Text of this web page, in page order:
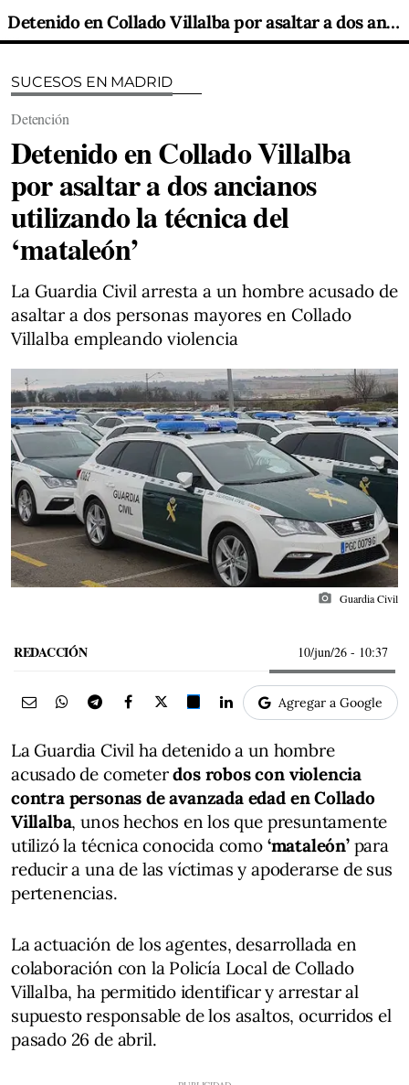
Detenido en Collado Villalba por asaltar a dos ancianos utilizando la técnica del ‘mataleón’
SUCESOS EN MADRID
Detención
Detenido en Collado Villalba
por asaltar a dos ancianos
utilizando la técnica del
‘mataleón’
La Guardia Civil arresta a un hombre acusado de
asaltar a dos personas mayores en Collado
Villalba empleando violencia
photo_camera Guardia Civil
REDACCIÓN 10/jun/26 - 10:37
Agregar a Google
La Guardia Civil ha detenido a un hombre
acusado de cometerdos robos con violencia
contra personas de avanzada edad en Collado
Villalba, unos hechos en los que presuntamente
utilizó la técnica conocida como ‘mataleón’para
reducir a una de las víctimas y apoderarse de sus
pertenencias.
La actuación de los agentes, desarrollada en
colaboración con la Policía Local de Collado
Villalba, ha permitido identificar y arrestar al
supuesto responsable de los asaltos, ocurridos el
pasado 26 de abril.